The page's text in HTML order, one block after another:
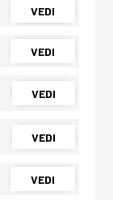
VEDI
VEDI
VEDI
VEDI
VEDI